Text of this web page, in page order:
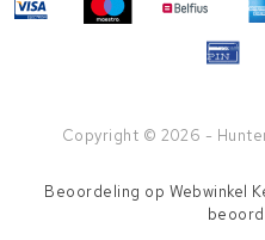
Copyright © 2026 -
Beoordeling op Webwinkel